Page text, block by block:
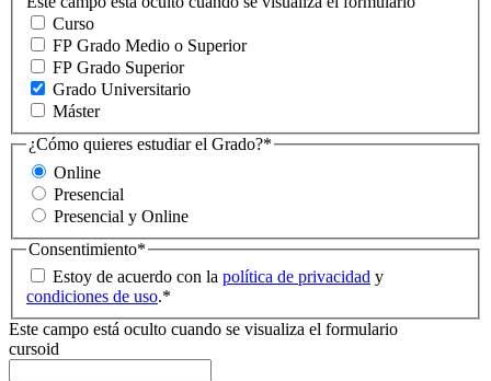
Curso
FP Grado Medio o Superior
FP Grado Superior
Grado Universitario
Máster
¿Cómo quieres estudiar el Grado?*
Online
Presencial
Presencial y Online
Consentimiento*
Estoy de acuerdo con la política de privacidad y
condiciones de uso.*
Este campo está oculto cuando se visualiza el formulario
cursoid